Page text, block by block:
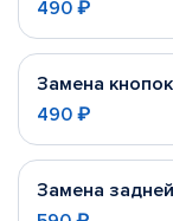
490 ₽
Замена
490 ₽
Замена